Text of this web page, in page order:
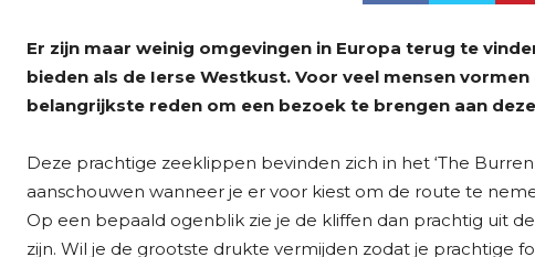
Er zijn maar weinig omgevingen in Europa terug te
bieden als de Ierse Westkust. Voor veel mensen
belangrijkste reden om een bezoek te brengen aan
Deze prachtige zeeklippen bevinden zich in het ‘The
aanschouwen wanneer je er voor kiest om de route te
Op een bepaald ogenblik zie je de kliffen dan prachtig uit
zijn. Wil je de grootste drukte vermijden zodat je prachtige